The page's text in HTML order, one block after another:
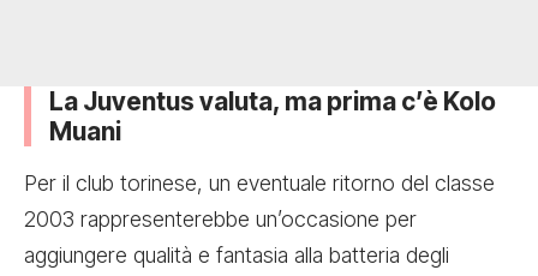
La Juventus valuta, ma prima c’è Kolo
Muani
Per il club torinese, un eventuale ritorno del classe
2003 rappresenterebbe un’occasione per
aggiungere qualità e fantasia alla batteria degli